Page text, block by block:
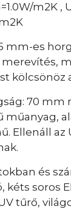
m2K ,
mm-es
kölcsönöz
70 mm
műanyag,
Ellenáll az
és
kéts soros
tűrő,